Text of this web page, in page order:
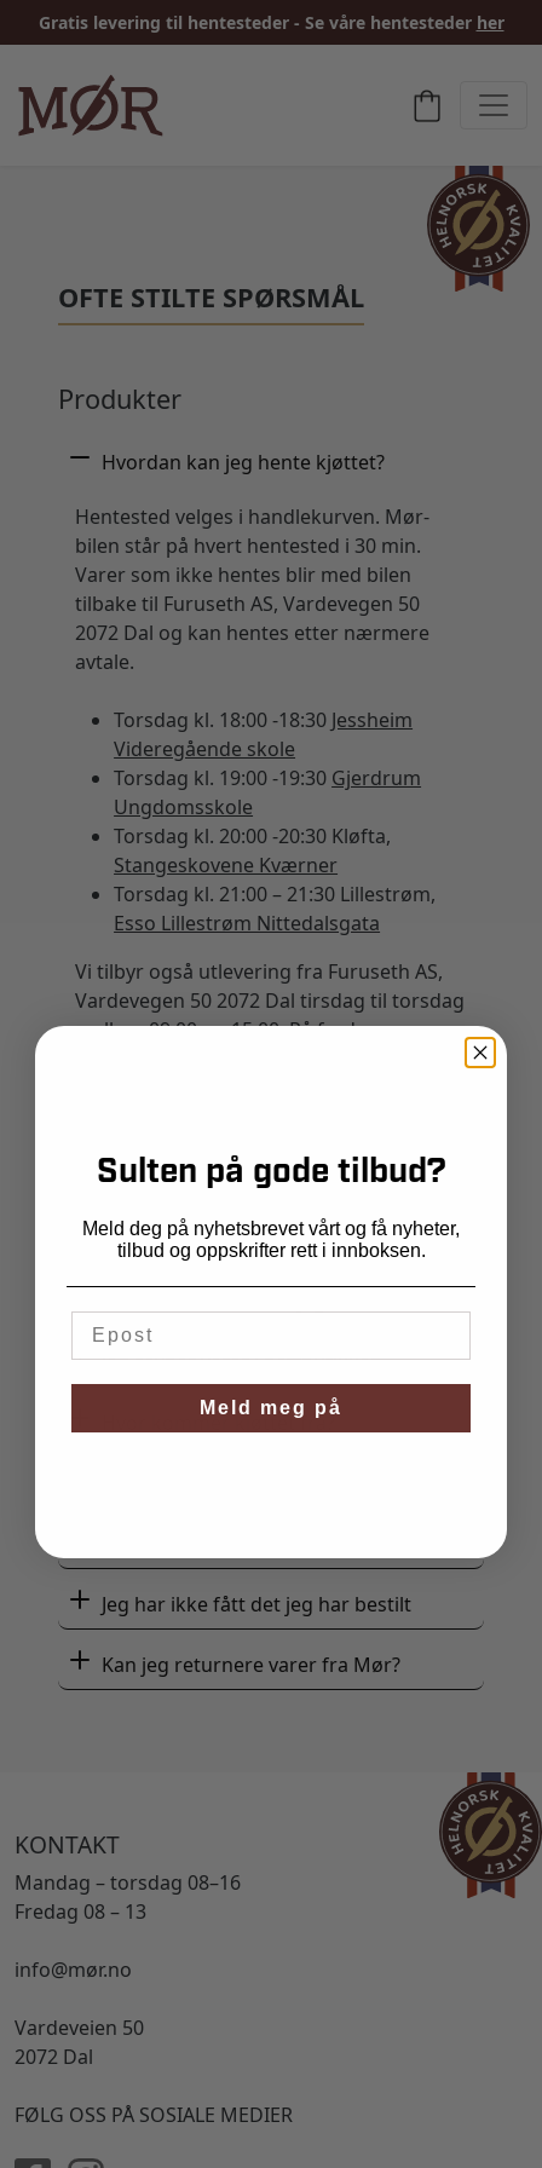
Gratis levering til hentesteder - Se våre hentesteder her
OFTE STILTE SPØRSMÅL
Produkter
Hvordan kan jeg hente kjøttet?
Hentested velges i handlekurven. Mør-
bilen står på hvert hentested i 30 min.
Varer som ikke hentes blir med bilen
tilbake til Furuseth AS, Vardevegen 50
2072 Dal og kan hentes etter nærmere
avtale.
Torsdag kl. 18:00 -18:30 Jessheim
Videregående skole
Torsdag kl. 19:00 -19:30 Gjerdrum
Ungdomsskole
Torsdag kl. 20:00 -20:30 Kløfta,
Stangeskovene Kværner
Torsdag kl. 21:00 – 21:30 Lillestrøm,
Esso Lillestrøm Nittedalsgata
Vi tilbyr også utlevering fra Furuseth AS,
Vardevegen 50 2072 Dal tirsdag til torsdag
mellom 09:00 og 15:00. På fredager
Når er det bestillingsfrist?
Jeg savner varer i nettbutikken
Hvor kommer kjøttet fra?
Jeg har ikke fått det jeg har bestilt
Kan jeg returnere varer fra Mør?
KONTAKT
Mandag – torsdag 08–16
Fredag 08 – 13
info@mør.no
Vardeveien 50
2072 Dal
FØLG OSS PÅ SOSIALE MEDIER
Sulten på gode tilbud?
Meld deg på nyhetsbrevet vårt og få nyheter,
tilbud og oppskrifter rett i innboksen.
Meld meg på